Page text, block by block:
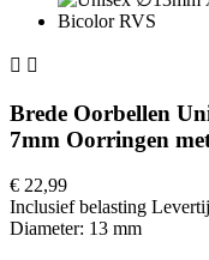
 
Brede Oorbellen
7mm Oorringen
€ 22,99
Inclusief belasting
Diameter: 13 mm